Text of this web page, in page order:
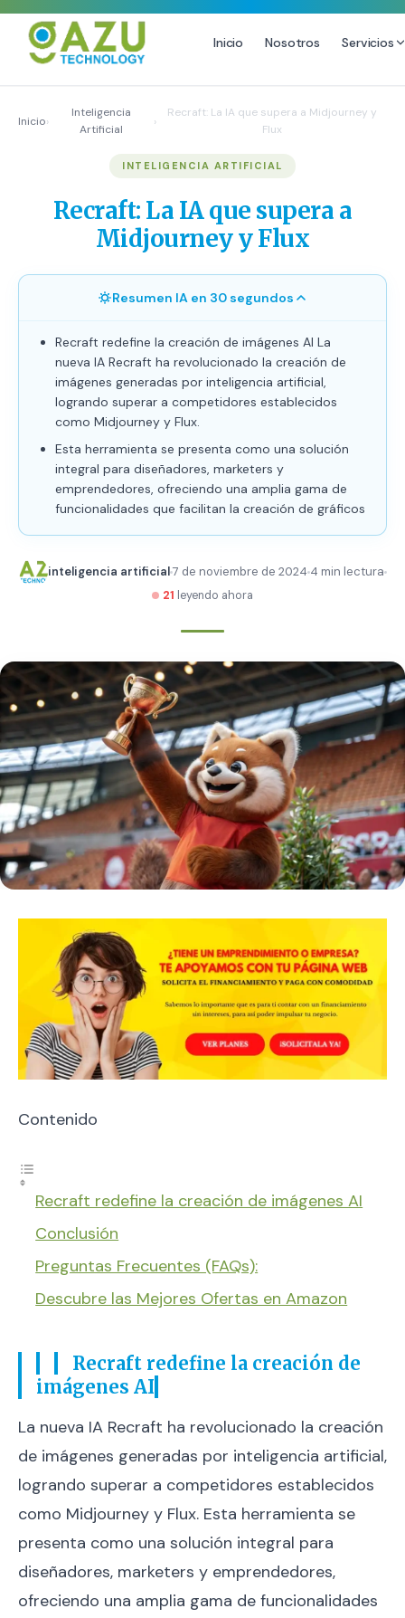
Inicio Nosotros Servicios
Email Marketing y SMS
Publicidad Digital
Growth Youtube ↗
Producción de Videos
Inicio›
Inteligencia
Artificial
›
Recraft: La IA que supera a Midjourney y
Flux
INTELIGENCIA ARTIFICIAL
Recraft: La IA que supera a
Midjourney y Flux
Resumen IA en 30 segundos
Recraft redefine la creación de imágenes AI La
nueva IA Recraft ha revolucionado la creación de
imágenes generadas por inteligencia artificial,
logrando superar a competidores establecidos
como Midjourney y Flux.
Esta herramienta se presenta como una solución
integral para diseñadores, marketers y
emprendedores, ofreciendo una amplia gama de
funcionalidades que facilitan la creación de gráficos
inteligencia artificial7 de noviembre de 2024 4 min lectura
21 leyendo ahora
Contenido
Recraft redefine la creación de imágenes AI
Conclusión
Preguntas Frecuentes (FAQs):
Descubre las Mejores Ofertas en Amazon
Recraft redefine la creación de
imágenes AI
La nueva IA Recraft ha revolucionado la creación
de imágenes generadas por inteligencia artificial,
logrando superar a competidores establecidos
como Midjourney y Flux. Esta herramienta se
presenta como una solución integral para
diseñadores, marketers y emprendedores,
ofreciendo una amplia gama de funcionalidades